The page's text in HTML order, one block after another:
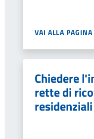
VAI ALLA PAGINA
Chiedere
rette di
residenziali